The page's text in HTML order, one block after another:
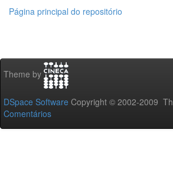
Página principal do repositório
Theme by
DSpace Software Copyright © 2002-2009
Comentários